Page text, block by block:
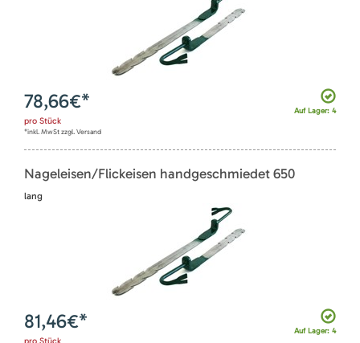
Auf Lager: 4
78,66€*
pro Stück
*inkl. MwSt zzgl. Versand
Nageleisen/Flickeisen handgeschmiedet 650
lang
Auf Lager: 4
81,46€*
pro Stück